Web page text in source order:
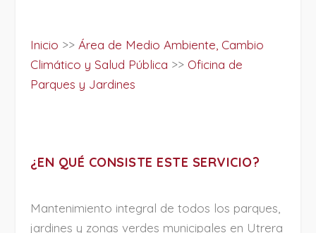
Inicio >> Área de Medio Ambiente, Cambio
Climático y Salud Pública >> Oficina de
Parques y Jardines
¿EN QUÉ CONSISTE ESTE SERVICIO?
Mantenimiento integral de todos los parques,
jardines y zonas verdes municipales en Utrera